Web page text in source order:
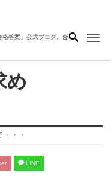
格答案」公式ブログ。合
め
・・
LINE